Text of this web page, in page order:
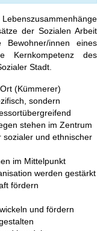
der Sozialen Arbeit
innen eines
Kernkompetenz des
Stadt.
(Kümmerer)
sondern
stehen im Zentrum
sozialer und ethnischer
im Mittelpunkt
werden gestärkt
fördern
und fördern